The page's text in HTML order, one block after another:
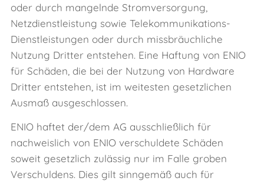
oder durch mangelnde Stromversorgung,
Netzdienstleistung sowie Telekommunikations-
Dienstleistungen oder durch missbräuchliche
Nutzung Dritter entstehen. Eine Haftung von ENIO
für Schäden, die bei der Nutzung von Hardware
Dritter entstehen, ist im weitesten gesetzlichen
Ausmaß ausgeschlossen.
ENIO haftet der/dem AG ausschließlich für
nachweislich von ENIO verschuldete Schäden
soweit gesetzlich zulässig nur im Falle groben
Verschuldens. Dies gilt sinngemäß auch für